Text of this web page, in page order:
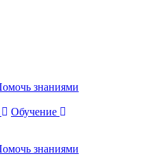
знаниями
Обучение
знаниями